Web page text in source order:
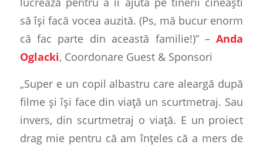
să își facă vocea auzită. (Ps, mă bucur enorm
că fac parte din această familie!)” –Anda
Oglacki, Coordonare Guest & Sponsori
„Super e un copil albastru care aleargă după
filme și își face din viață un scurtmetraj. Sau
invers, din scurtmetraj o viață. E un proiect
drag mie pentru că am înțeles că a mers de